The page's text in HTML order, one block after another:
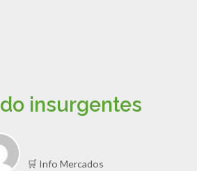
insurgentes
🛒 Info Mercados